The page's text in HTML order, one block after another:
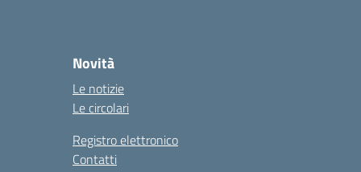
Novità
Le notizie
Le circolari
Registro elettronico
Contatti